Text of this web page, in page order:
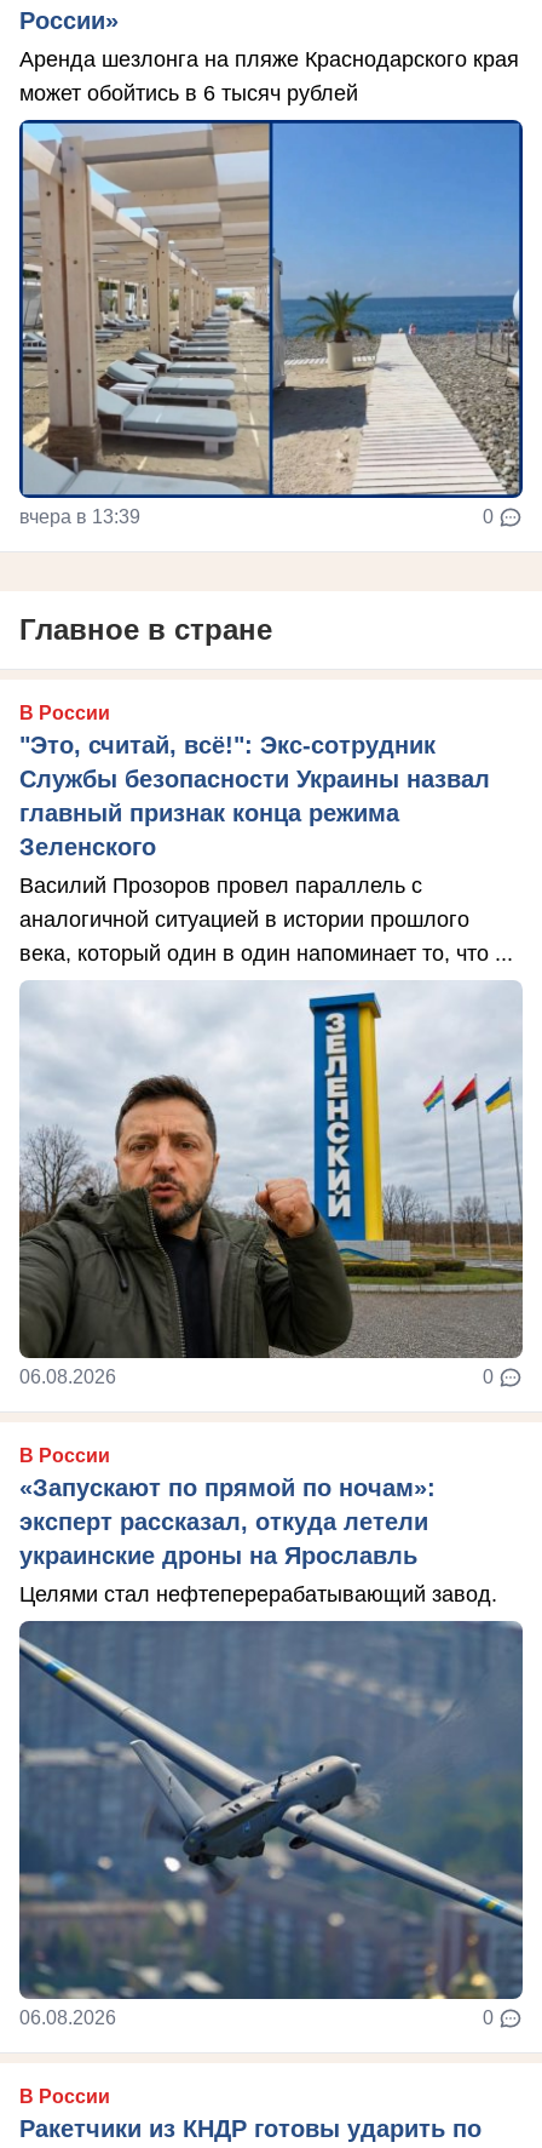
России»
Аренда шезлонга на пляже Краснодарского края
может обойтись в 6 тысяч рублей
вчера в 13:39 0
Главное в стране
В России
"Это, считай, всё!": Экс-сотрудник
Службы безопасности Украины назвал
главный признак конца режима
Зеленского
Василий Прозоров провел параллель с
аналогичной ситуацией в истории прошлого
века, который один в один напоминает то, что ...
06.08.2026 0
В России
«Запускают по прямой по ночам»:
эксперт рассказал, откуда летели
украинские дроны на Ярославль
Целями стал нефтеперерабатывающий завод.
06.08.2026 0
В России
Ракетчики из КНДР готовы ударить по